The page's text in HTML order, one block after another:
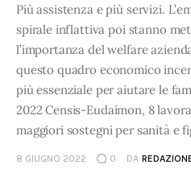
Più assistenza e più servizi.
spirale inflattiva poi stanno
l’importanza del welfare
questo quadro economico
più essenziale per aiutare le
2022 Censis-Eudaimon, 8
maggiori sostegni per sanità e
8 GIUGNO 2022 0 DA